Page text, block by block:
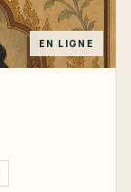
EN LIGNE